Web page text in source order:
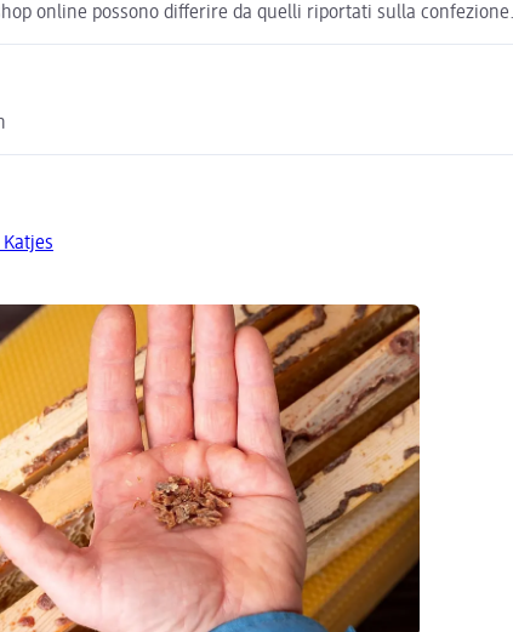
online possono differire da quelli riportati sulla confezione.